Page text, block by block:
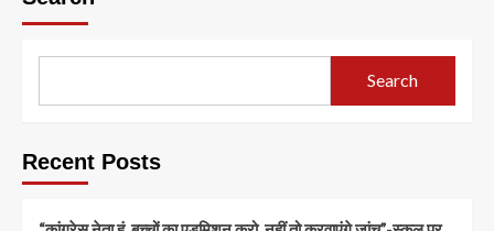
Search
Recent Posts